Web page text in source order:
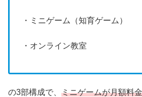
・ミニゲーム（知育ゲーム）
・オンライン教室
の3部構成で、 ミニゲームが月額料